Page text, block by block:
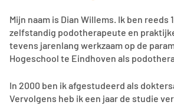
Mijn naam is Dian Willems. Ik ben reeds
zelfstandig podotherapeute en
tevens jarenlang werkzaam op de
Hogeschool te Eindhoven als
In 2000 ben ik afgestudeerd als
Vervolgens heb ik een jaar de studie